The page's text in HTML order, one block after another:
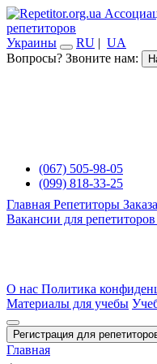
репетиторов
Украины
RU | UA
Вопросы? Звоните нам:
(067) 505-98-05
(099) 818-33-25
Главная Репетиторы
Вакансии для репетиторов
О нас Политика
Материалы для учебы
Регистрация для
Главная